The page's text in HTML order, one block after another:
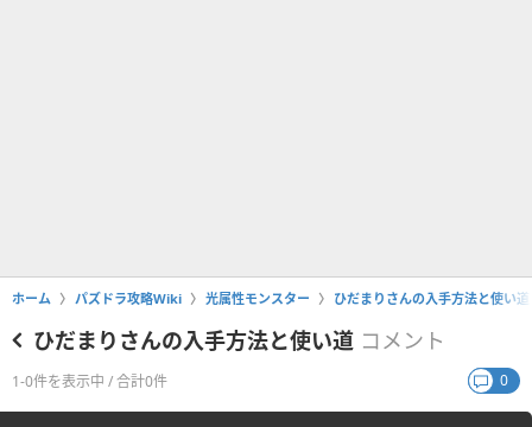
ホーム パズドラ攻略Wiki 光属性モンスター ひだまりさんの入手方法と使い道
ひだまりさんの入手方法と使い道 コメント
1-0件を表示中 / 合計0件 0